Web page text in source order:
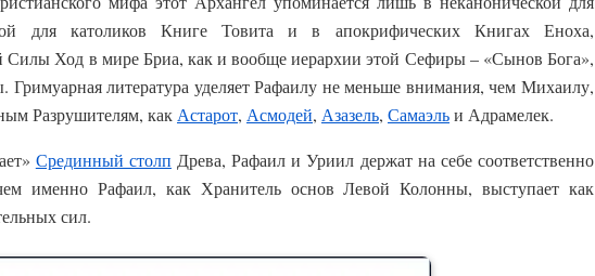
для католиков Книге Товита и в апокрифических Книгах Еноха,
Силы Ход в мире Бриа, как и вообще иерархии этой Сефиры – «Сынов Бога»,
Гримуарная литература уделяет Рафаилу не меньше внимания, чем Михаилу,
Разрушителям, какАстарот, Асмодей, Азазель, Самаэльи Адрамелек.
Срединный столп Древа, Рафаил и Уриил держат на себе соответственно
именно Рафаил, как Хранитель основ Левой Колонны, выступает как
сил.